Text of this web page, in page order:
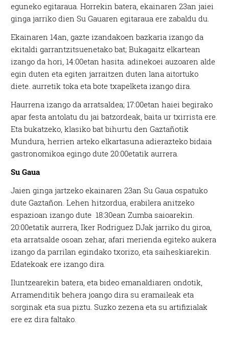
eguneko egitaraua. Horrekin batera, ekainaren 23an jaiei
ginga jarriko dien Su Gauaren egitaraua ere zabaldu du.
Ekainaren 14an, gazte izandakoen bazkaria izango da
ekitaldi garrantzitsuenetako bat; Bukagaitz elkartean
izango da hori, 14:00etan hasita. adinekoei auzoaren alde
egin duten eta egiten jarraitzen duten lana aitortuko
diete. aurretik toka eta bote txapelketa izango dira.
Haurrena izango da arratsaldea; 17:00etan haiei begirako
apar festa antolatu du jai batzordeak, baita ur txirrista ere.
Eta bukatzeko, klasiko bat bihurtu den Gaztañotik
Mundura, herrien arteko elkartasuna adierazteko bidaia
gastronomikoa egingo dute 20:00etatik aurrera.
Su Gaua
Jaien ginga jartzeko ekainaren 23an Su Gaua ospatuko
dute Gaztañon. Lehen hitzordua, erabilera anitzeko
espazioan izango dute 18:30ean Zumba saioarekin.
20:00etatik aurrera, Iker Rodriguez DJak jarriko du giroa,
eta arratsalde osoan zehar, afari merienda egiteko aukera
izango da parrilan egindako txorizo, eta saiheskiarekin.
Edatekoak ere izango dira.
Iluntzearekin batera, eta bideo emanaldiaren ondotik,
Arramenditik behera joango dira su eramaileak eta
sorginak eta sua piztu. Suzko zezena eta su artifizialak
ere ez dira faltako.